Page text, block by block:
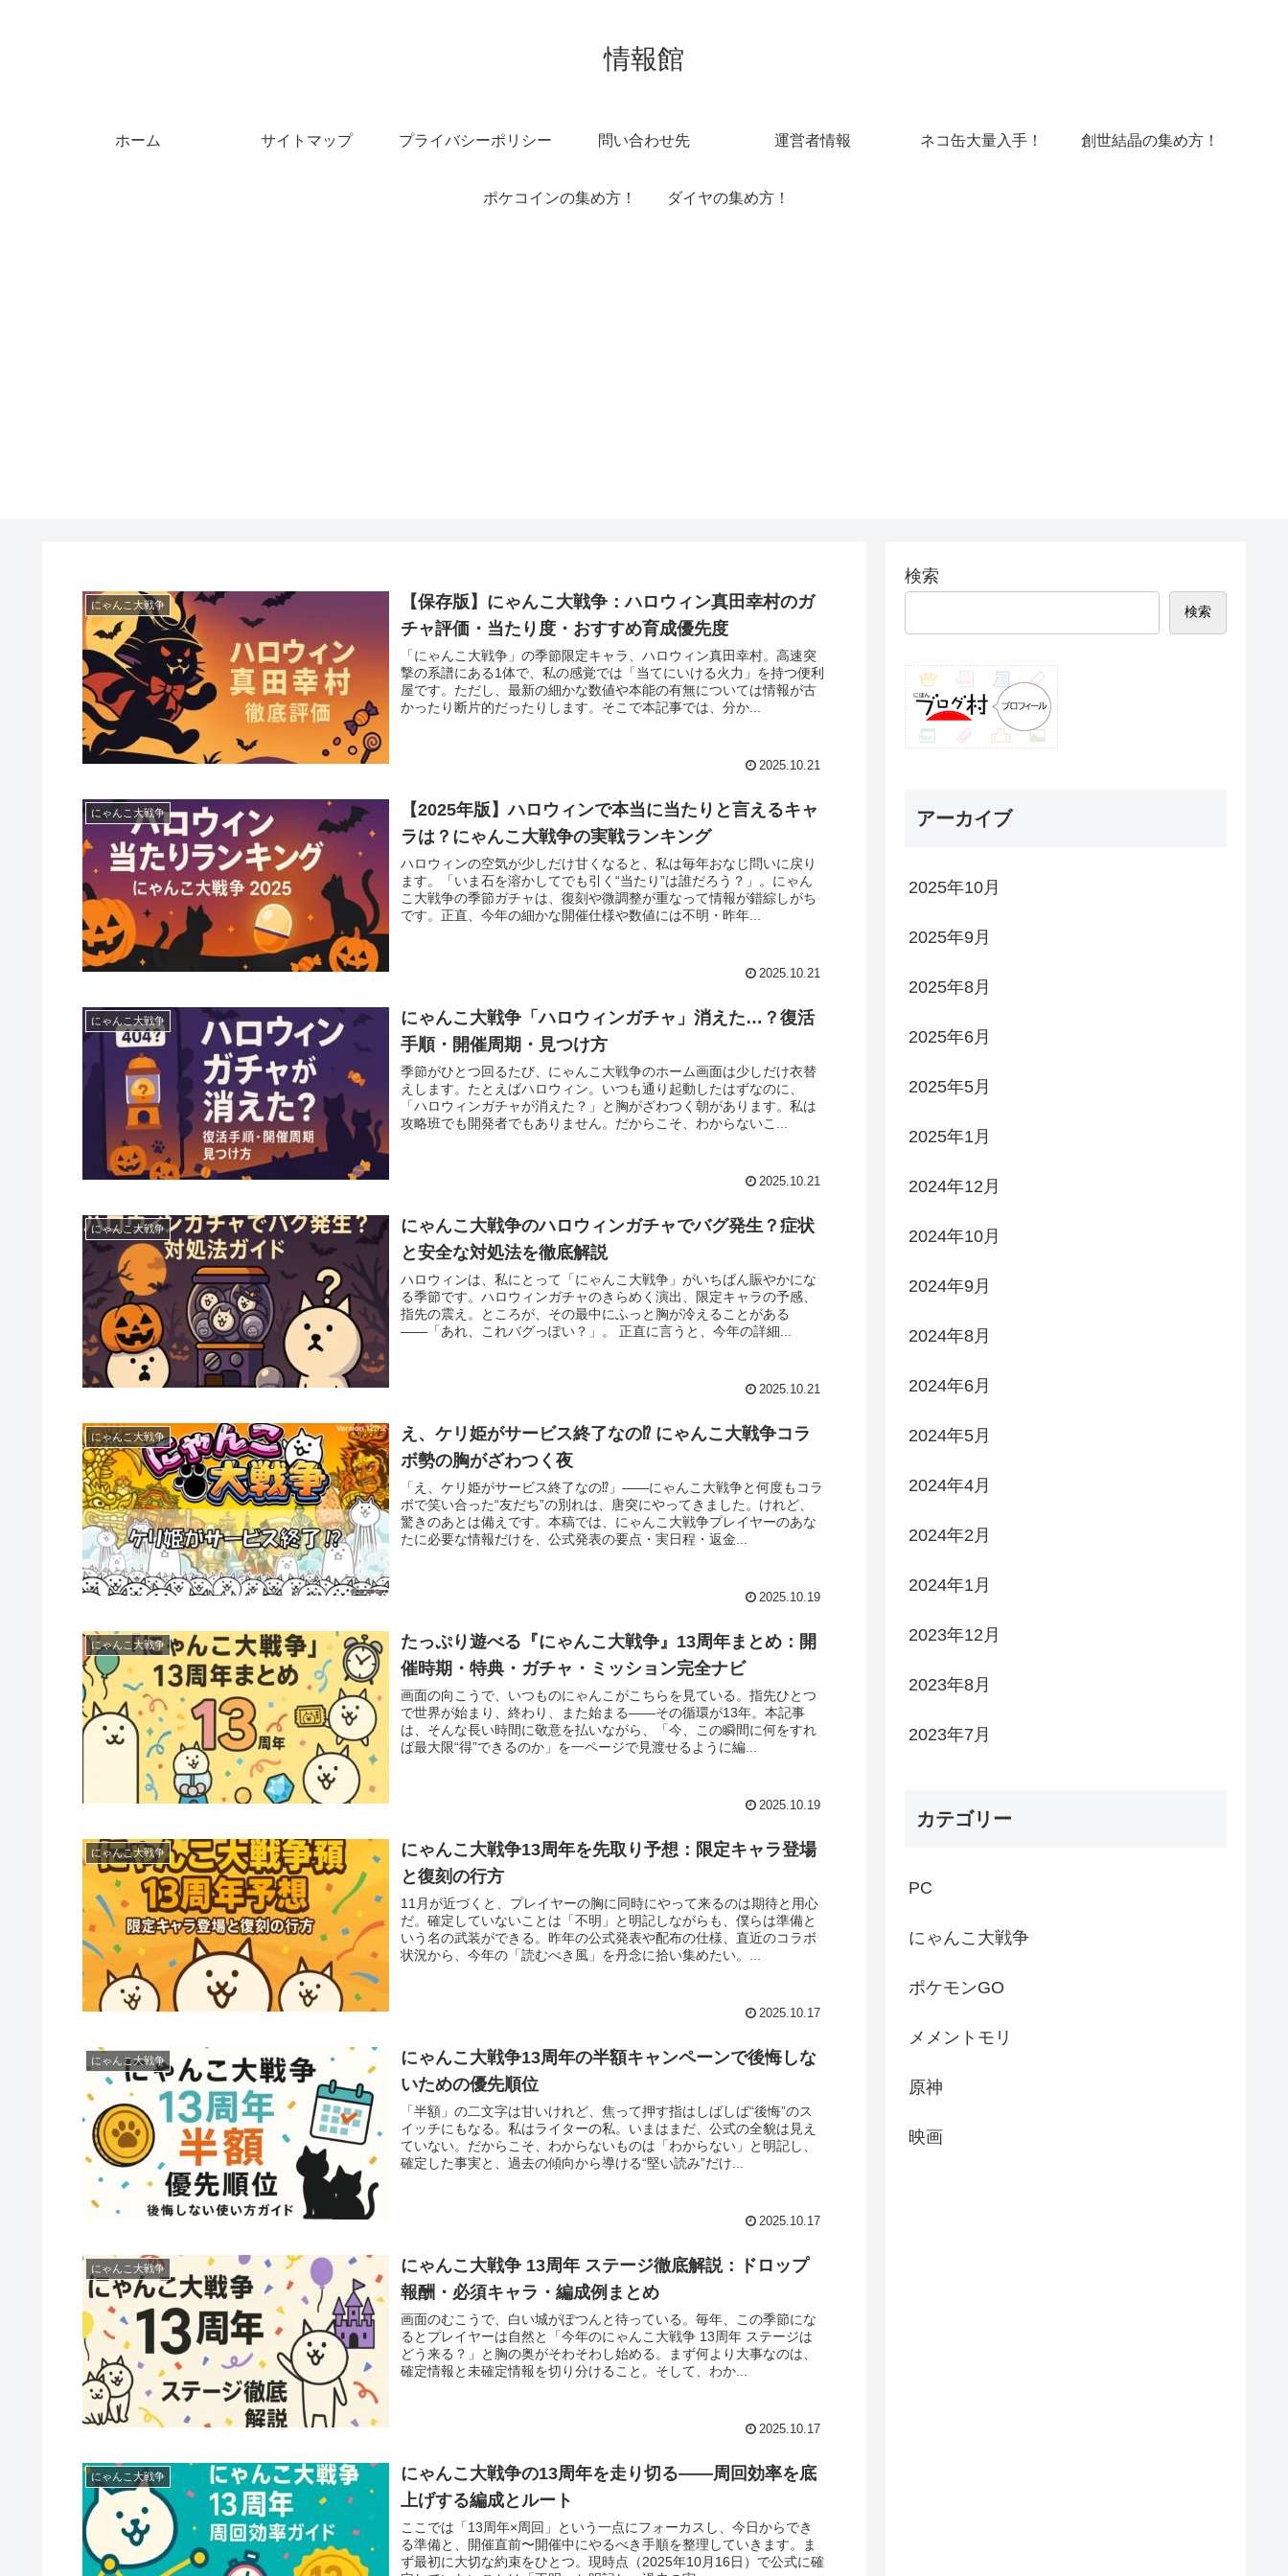
情報館
ホーム サイトマップ プライバシーポリシー 問い合わせ先 運営者情報 ネコ缶大量入手！ 創世結晶の集め方！
ポケコインの集め方！ ダイヤの集め方！
にゃんこ大戦争
【保存版】にゃんこ大戦争：ハロウィン真田幸村のガ
チャ評価・当たり度・おすすめ育成優先度
「にゃんこ大戦争」の季節限定キャラ、ハロウィン真田幸村。高速突
撃の系譜にある1体で、私の感覚では「当てにいける火力」を持つ便利
屋です。ただし、最新の細かな数値や本能の有無については情報が古
かったり断片的だったりします。そこで本記事では、分か...
2025.10.21
にゃんこ大戦争
【2025年版】ハロウィンで本当に当たりと言えるキャ
ラは？にゃんこ大戦争の実戦ランキング
ハロウィンの空気が少しだけ甘くなると、私は毎年おなじ問いに戻り
ます。「いま石を溶かしてでも引く“当たり”は誰だろう？」。にゃん
こ大戦争の季節ガチャは、復刻や微調整が重なって情報が錯綜しがち
です。正直、今年の細かな開催仕様や数値には不明・昨年...
2025.10.21
にゃんこ大戦争
にゃんこ大戦争「ハロウィンガチャ」消えた…？復活
手順・開催周期・見つけ方
季節がひとつ回るたび、にゃんこ大戦争のホーム画面は少しだけ衣替
えします。たとえばハロウィン。いつも通り起動したはずなのに、
「ハロウィンガチャが消えた？」と胸がざわつく朝があります。私は
攻略班でも開発者でもありません。だからこそ、わからないこ...
2025.10.21
にゃんこ大戦争
にゃんこ大戦争のハロウィンガチャでバグ発生？症状
と安全な対処法を徹底解説
ハロウィンは、私にとって「にゃんこ大戦争」がいちばん賑やかにな
る季節です。ハロウィンガチャのきらめく演出、限定キャラの予感、
指先の震え。ところが、その最中にふっと胸が冷えることがある
――「あれ、これバグっぽい？」。 正直に言うと、今年の詳細...
2025.10.21
にゃんこ大戦争
え、ケリ姫がサービス終了なの⁉ にゃんこ大戦争コラ
ボ勢の胸がざわつく夜
「え、ケリ姫がサービス終了なの⁉」――にゃんこ大戦争と何度もコラ
ボで笑い合った“友だち”の別れは、唐突にやってきました。けれど、
驚きのあとは備えです。本稿では、にゃんこ大戦争プレイヤーのあな
たに必要な情報だけを、公式発表の要点・実日程・返金...
2025.10.19
にゃんこ大戦争
たっぷり遊べる『にゃんこ大戦争』13周年まとめ：開
催時期・特典・ガチャ・ミッション完全ナビ
画面の向こうで、いつものにゃんこがこちらを見ている。指先ひとつ
で世界が始まり、終わり、また始まる——その循環が13年。本記事
は、そんな長い時間に敬意を払いながら、「今、この瞬間に何をすれ
ば最大限“得”できるのか」を一ページで見渡せるように編...
2025.10.19
にゃんこ大戦争
にゃんこ大戦争13周年を先取り予想：限定キャラ登場
と復刻の行方
11月が近づくと、プレイヤーの胸に同時にやって来るのは期待と用心
だ。確定していないことは「不明」と明記しながらも、僕らは準備と
いう名の武装ができる。昨年の公式発表や配布の仕様、直近のコラボ
状況から、今年の「読むべき風」を丹念に拾い集めたい。...
2025.10.17
にゃんこ大戦争
にゃんこ大戦争13周年の半額キャンペーンで後悔しな
いための優先順位
「半額」の二文字は甘いけれど、焦って押す指はしばしば“後悔”のス
イッチにもなる。私はライターの私。いまはまだ、公式の全貌は見え
ていない。だからこそ、わからないものは「わからない」と明記し、
確定した事実と、過去の傾向から導ける“堅い読み”だけ...
2025.10.17
にゃんこ大戦争
にゃんこ大戦争 13周年 ステージ徹底解説：ドロップ
報酬・必須キャラ・編成例まとめ
画面のむこうで、白い城がぽつんと待っている。毎年、この季節にな
るとプレイヤーは自然と「今年のにゃんこ大戦争 13周年 ステージは
どう来る？」と胸の奥がそわそわし始める。まず何より大事なのは、
確定情報と未確定情報を切り分けること。そして、わか...
2025.10.17
にゃんこ大戦争
にゃんこ大戦争の13周年を走り切る——周回効率を底
上げする編成とルート
ここでは「13周年×周回」という一点にフォーカスし、今日からでき
る準備と、開催直前〜開催中にやるべき手順を整理していきます。ま
ず最初に大切な約束をひとつ。現時点（2025年10月16日）で公式に確
検索
検索
アーカイブ
2025年10月
2025年9月
2025年8月
2025年6月
2025年5月
2025年1月
2024年12月
2024年10月
2024年9月
2024年8月
2024年6月
2024年5月
2024年4月
2024年2月
2024年1月
2023年12月
2023年8月
2023年7月
カテゴリー
PC
にゃんこ大戦争
ポケモンGO
メメントモリ
原神
映画